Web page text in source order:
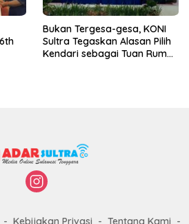
Bukan Tergesa-gesa, KONI
Sultra Tegaskan Alasan Pilih
Kendari sebagai Tuan Rumah
Kebijakan Privasi Tentang Kami